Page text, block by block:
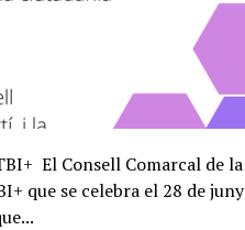
El Consell Comarcal de
que se celebra el 28 de